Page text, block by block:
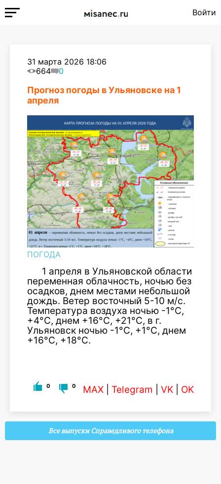
Войти
31 марта 2026 18:06
664
0
Прогноз погоды в Ульяновске на 1
апреля
ПОГОДА
1 апреля в Ульяновской области
переменная облачность, ночью без
осадков, днем местами небольшой
дождь. Ветер восточный 5-10 м/с.
Температура воздуха ночью -1°С,
+4°С, днем +16°С, +21°С, в г.
Ульяновск ночью -1°С, +1°С, днем
+16°С, +18°С.
0 0 MAX Telegram VK OK
Все выпуски Справедливого телефона